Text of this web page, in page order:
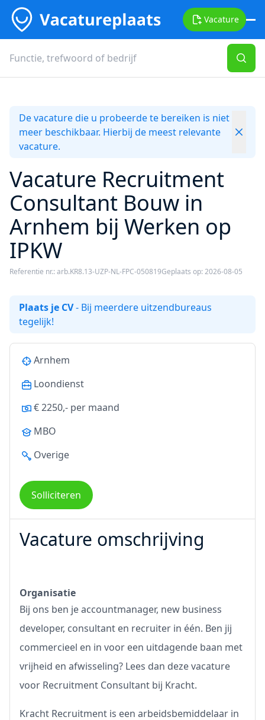
Vacature
De vacature die u probeerde te bereiken is niet
meer beschikbaar. Hierbij de meest relevante
vacature.
Vacature Recruitment
Consultant Bouw in
Arnhem bij Werken op
IPKW
Referentie nr.: arb.KR8.13-UZP-NL-FPC-050819Geplaats op: 2026-08-05
Plaats je CV- Bij meerdere uitzendbureaus
tegelijk!
Arnhem
Loondienst
€ 2250,- per maand
MBO
Overige
Solliciteren
Vacature omschrijving
Organisatie
Bij ons ben je accountmanager, new business
developer, consultant en recruiter in één. Ben jij
commercieel en in voor een uitdagende baan met
vrijheid en afwisseling? Lees dan deze vacature
voor Recruitment Consultant bij Kracht.
Kracht Recruitment is een arbeidsbemiddelaar in